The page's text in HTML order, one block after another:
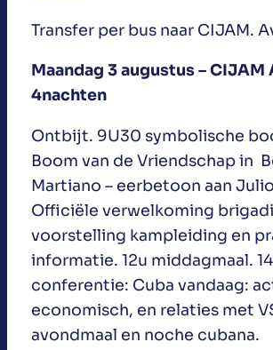
Transfer per bus naar CIJAM.
Maandag 3 augustus –
4nachten
Ontbijt. 9U30 symbolische
Boom van de Vriendschap in
Martiano – eerbetoon aan
Officiële verwelkoming
voorstelling kampleiding en
informatie. 12u middagmaal.
conferentie: Cuba vandaag:
economisch, en relaties met
avondmaal en noche cubana.